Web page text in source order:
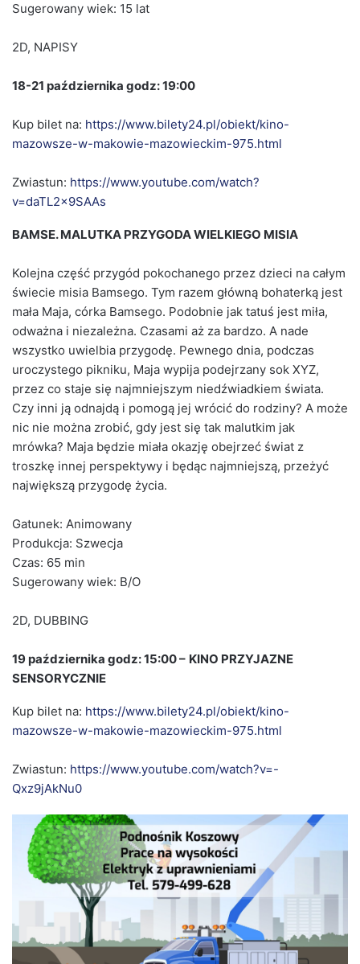
Sugerowany wiek: 15 lat
2D, NAPISY
18-21 października godz: 19:00
Kup bilet na: https://www.bilety24.pl/obiekt/kino-
mazowsze-w-makowie-mazowieckim-975.html
Zwiastun: https://www.youtube.com/watch?
v=daTL2x9SAAs
BAMSE. MALUTKA PRZYGODA WIELKIEGO MISIA
Kolejna część przygód pokochanego przez dzieci na całym
świecie misia Bamsego. Tym razem główną bohaterką jest
mała Maja, córka Bamsego. Podobnie jak tatuś jest miła,
odważna i niezależna. Czasami aż za bardzo. A nade
wszystko uwielbia przygodę. Pewnego dnia, podczas
uroczystego pikniku, Maja wypija podejrzany sok XYZ,
przez co staje się najmniejszym niedźwiadkiem świata.
Czy inni ją odnajdą i pomogą jej wrócić do rodziny? A może
nic nie można zrobić, gdy jest się tak malutkim jak
mrówka? Maja będzie miała okazję obejrzeć świat z
troszkę innej perspektywy i będąc najmniejszą, przeżyć
największą przygodę życia.
Gatunek: Animowany
Produkcja: Szwecja
Czas: 65 min
Sugerowany wiek: B/O
2D, DUBBING
19 października godz: 15:00 – KINO PRZYJAZNE
SENSORYCZNIE
Kup bilet na: https://www.bilety24.pl/obiekt/kino-
mazowsze-w-makowie-mazowieckim-975.html
Zwiastun: https://www.youtube.com/watch?v=-
Qxz9jAkNu0